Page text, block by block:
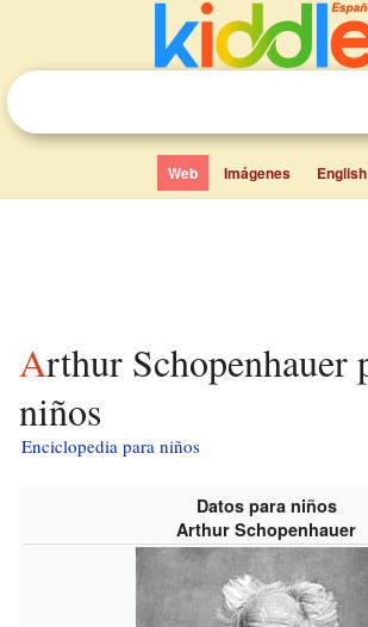
Web Imágenes English
Arthur Schopenhauer para
niños
Enciclopedia para niños
Datos para niños
Arthur Schopenhauer